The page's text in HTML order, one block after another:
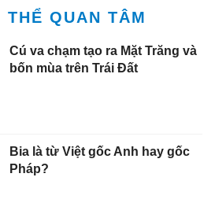
THỂ QUAN TÂM
Cú va chạm tạo ra Mặt Trăng và
bốn mùa trên Trái Đất
Bia là từ Việt gốc Anh hay gốc
Pháp?